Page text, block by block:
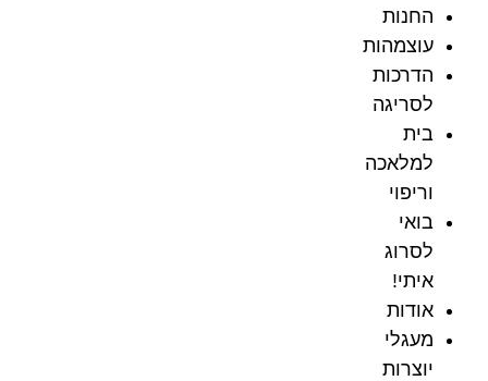
החנות
עוצמהות
הדרכות
לסריגה
בית
למלאכה
וריפוי
בואי
לסרוג
איתי!
אודות
מעגלי
יוצרות